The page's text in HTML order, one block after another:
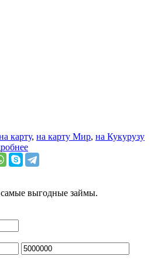
карту, на карту Мир, на Кукурузу
выгодные займы.